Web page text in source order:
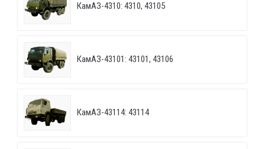
КамАЗ-4310: 4310, 43105
КамАЗ-43101: 43101, 43106
КамАЗ-43114: 43114